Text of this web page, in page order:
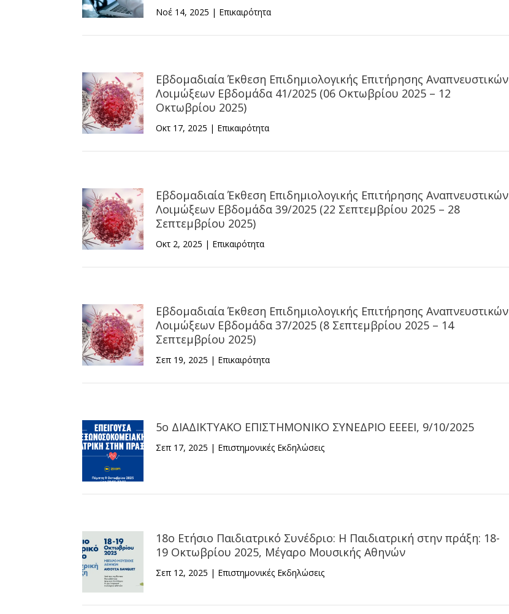
Νοέ 14, 2025 | Επικαιρότητα
Εβδομαδιαία Έκθεση Επιδημιολογικής Επιτήρησης Αναπνευστικών
Λοιμώξεων Εβδομάδα 41/2025 (06 Οκτωβρίου 2025 – 12
Οκτωβρίου 2025)
Οκτ 17, 2025 | Επικαιρότητα
Εβδομαδιαία Έκθεση Επιδημιολογικής Επιτήρησης Αναπνευστικών
Λοιμώξεων Εβδομάδα 39/2025 (22 Σεπτεμβρίου 2025 – 28
Σεπτεμβρίου 2025)
Οκτ 2, 2025 | Επικαιρότητα
Εβδομαδιαία Έκθεση Επιδημιολογικής Επιτήρησης Αναπνευστικών
Λοιμώξεων Εβδομάδα 37/2025 (8 Σεπτεμβρίου 2025 – 14
Σεπτεμβρίου 2025)
Σεπ 19, 2025 | Επικαιρότητα
5ο ΔΙΑΔΙΚΤΥΑΚΟ ΕΠΙΣΤΗΜΟΝΙΚΟ ΣΥΝΕΔΡΙΟ ΕΕΕΕΙ, 9/10/2025
Σεπ 17, 2025 | Επιστημονικές Εκδηλώσεις
18ο Ετήσιο Παιδιατρικό Συνέδριο: H Παιδιατρική στην πράξη: 18-
19 Οκτωβρίου 2025, Μέγαρο Μουσικής Αθηνών
Σεπ 12, 2025 | Επιστημονικές Εκδηλώσεις